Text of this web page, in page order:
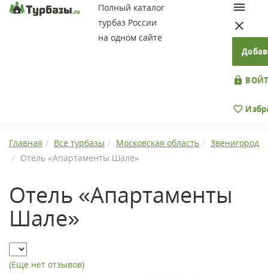
Полный каталог
турбаз России
на одном сайте
Главная Все турбазы Московская область
Звенигород
Отель «Апартаменты Шале»
Отель «Апартаменты
Шале»
(Еще нет отзывов)